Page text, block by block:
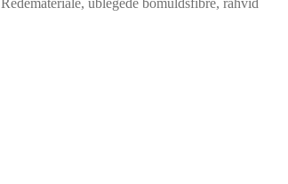
Redemateriale, ublegede bomuldsfibre, råhvid